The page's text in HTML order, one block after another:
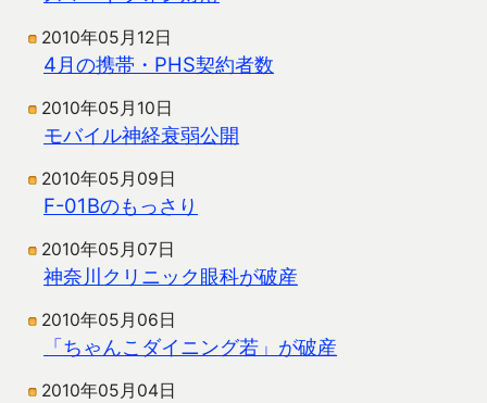
2010年05月12日
4月の携帯・PHS契約者数
2010年05月10日
モバイル神経衰弱公開
2010年05月09日
F-01Bのもっさり
2010年05月07日
神奈川クリニック眼科が破産
2010年05月06日
「ちゃんこダイニング若」が破産
2010年05月04日